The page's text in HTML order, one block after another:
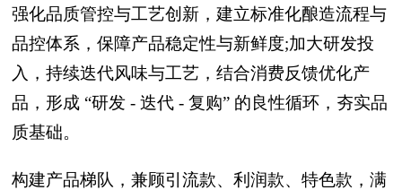
强化品质管控与工艺创新，建立标准化酿造流程与
品控体系，保障产品稳定性与新鲜度;加大研发投
入，持续迭代风味与工艺，结合消费反馈优化产
品，形成 “研发 - 迭代 - 复购” 的良性循环，夯实品
质基础。
构建产品梯队，兼顾引流款、利润款、特色款，满